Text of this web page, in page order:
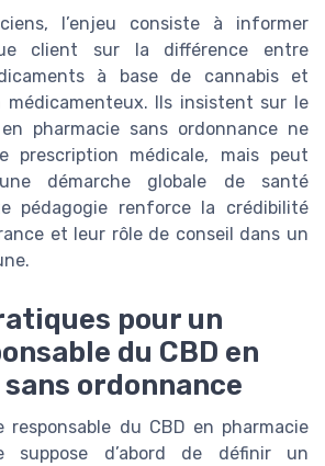
l’enjeu consiste à informer
client sur la différence entre
à base de cannabis et
médicamenteux. Ils insistent sur le
pharmacie sans ordonnance ne
prescription médicale, mais peut
démarche globale de santé
pédagogie renforce la crédibilité
et leur rôle de conseil dans un
pour un
du CBD en
ordonnance
responsable du CBD en pharmacie
suppose d’abord de définir un